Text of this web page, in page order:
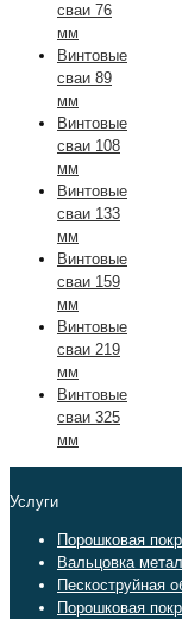
сваи 76
мм
Винтовые
сваи 89
мм
Винтовые
сваи 108
мм
Винтовые
сваи 133
мм
Винтовые
сваи 159
мм
Винтовые
сваи 219
мм
Винтовые
сваи 325
мм
Услуги
Порошковая
Вальцовка
Пескоструйная
Порошковая